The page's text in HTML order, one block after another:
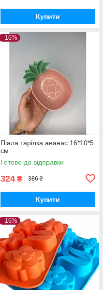
Купити
–16%
Піала тарілка ананас 16*10*5
см
Готово до відправки
324 ₴ 386 ₴
Купити
–16%